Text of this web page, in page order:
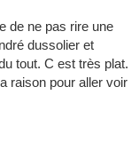
de ne pas rire une
dussolier et
tout. C est très plat.
raison pour aller voir